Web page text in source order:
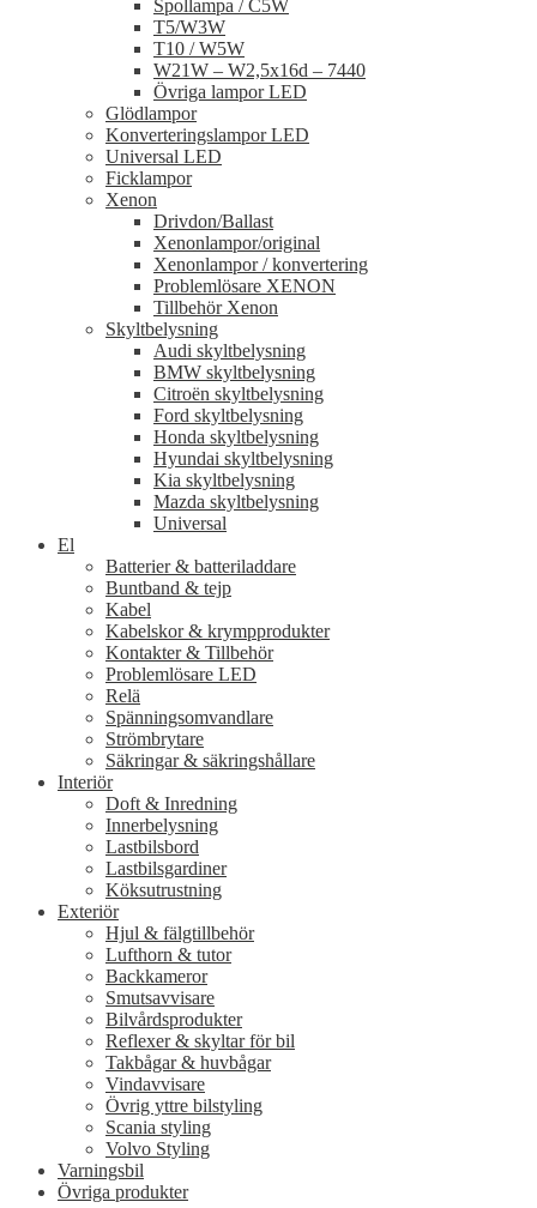
Spollampa / C5W
T5/W3W
T10 / W5W
W21W – W2,5x16d – 7440
Övriga lampor LED
Glödlampor
Konverteringslampor LED
Universal LED
Ficklampor
Xenon
Drivdon/Ballast
Xenonlampor/original
Xenonlampor / konvertering
Problemlösare XENON
Tillbehör Xenon
Skyltbelysning
Audi skyltbelysning
BMW skyltbelysning
Citroën skyltbelysning
Ford skyltbelysning
Honda skyltbelysning
Hyundai skyltbelysning
Kia skyltbelysning
Mazda skyltbelysning
Universal
El
Batterier & batteriladdare
Buntband & tejp
Kabel
Kabelskor & krympprodukter
Kontakter & Tillbehör
Problemlösare LED
Relä
Spänningsomvandlare
Strömbrytare
Säkringar & säkringshållare
Interiör
Doft & Inredning
Innerbelysning
Lastbilsbord
Lastbilsgardiner
Köksutrustning
Exteriör
Hjul & fälgtillbehör
Lufthorn & tutor
Backkameror
Smutsavvisare
Bilvårdsprodukter
Reflexer & skyltar för bil
Takbågar & huvbågar
Vindavvisare
Övrig yttre bilstyling
Scania styling
Volvo Styling
Varningsbil
Övriga produkter